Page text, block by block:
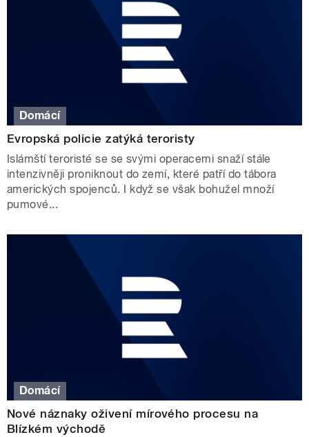
Domácí
Evropská policie zatýká teroristy
Islámští teroristé se se svými operacemi snaží stále
intenzivněji proniknout do zemí, které patří do tábora
amerických spojenců. I když se však bohužel množí
pumové...
Domácí
Nové náznaky oživení mírového procesu na
Blízkém východě